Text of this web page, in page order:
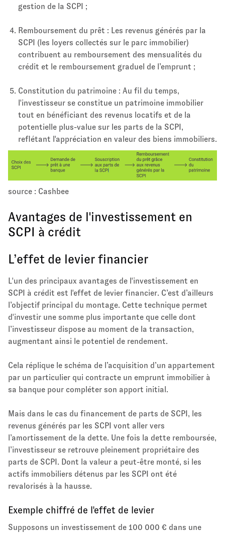
gestion de la SCPI ;
Remboursement du prêt : Les revenus générés par la
SCPI (les loyers collectés sur le parc immobilier)
contribuent au remboursement des mensualités du
crédit et le remboursement graduel de l’emprunt ;
Constitution du patrimoine : Au fil du temps,
l'investisseur se constitue un patrimoine immobilier
tout en bénéficiant des revenus locatifs et de la
potentielle plus-value sur les parts de la SCPI,
reflétant l'appréciation en valeur des biens immobiliers.
source : Cashbee
Avantages de l'investissement en
SCPI à crédit
L’effet de levier financier
L'un des principaux avantages de l'investissement en
SCPI à crédit est l'effet de levier financier. C’est d’ailleurs
l’objectif principal du montage. Cette technique permet
d'investir une somme plus importante que celle dont
l’investisseur dispose au moment de la transaction,
augmentant ainsi le potentiel de rendement.
Cela réplique le schéma de l’acquisition d’un appartement
par un particulier qui contracte un emprunt immobilier à
sa banque pour compléter son apport initial.
Mais dans le cas du financement de parts de SCPI, les
revenus générés par les SCPI vont aller vers
l’amortissement de la dette. Une fois la dette remboursée,
l’investisseur se retrouve pleinement propriétaire des
parts de SCPI. Dont la valeur a peut-être monté, si les
actifs immobiliers détenus par les SCPI ont été
revalorisés à la hausse.
Exemple chiffré de l'effet de levier
Supposons un investissement de 100 000 € dans une